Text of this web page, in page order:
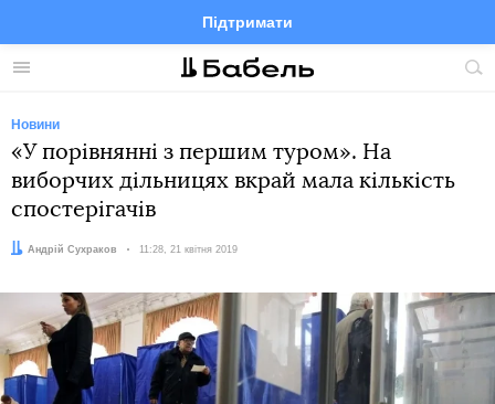
Меню
Підтримати
FacebookTelegramTwitter
Новини
«У порівнянні з першим туром». На
виборчих дільницях вкрай мала кількість
спостерігачів
Автор:
Андрій Сухраков Дата:
11:28, 21 квітня 2019